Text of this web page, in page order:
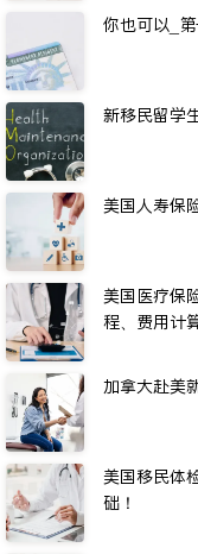
你也可以_
新移民留学
美国人寿保
美国医疗保
程、费用计
加拿大赴美
美国移民体
础！